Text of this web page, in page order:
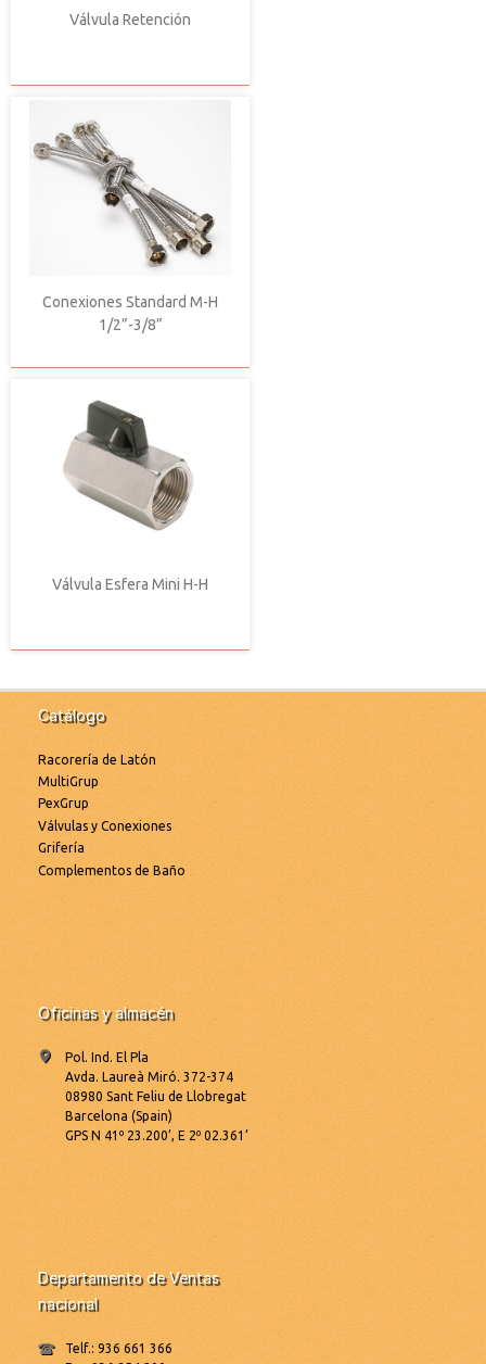
Válvula Retención
Conexiones Standard M-H
1/2”-3/8”
Válvula Esfera Mini H-H
Catálogo
Racorería de Latón
MultiGrup
PexGrup
Válvulas y Conexiones
Grifería
Complementos de Baño
Oficinas y almacén
Pol. Ind. El Pla
Avda. Laureà Miró. 372-374
08980 Sant Feliu de Llobregat
Barcelona (Spain)
GPS N 41º 23.200’, E 2º 02.361’
Departamento de Ventas
nacional
Telf.: 936 661 366